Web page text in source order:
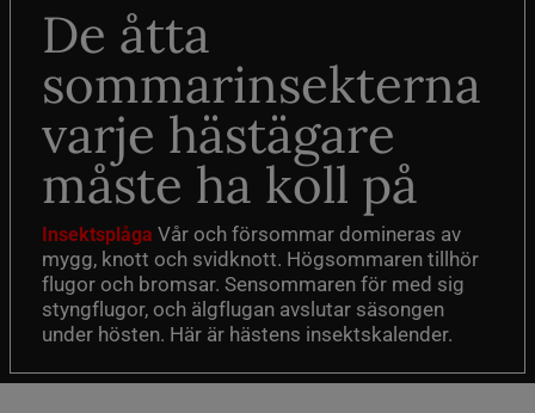
De åtta
sommarinsekterna
varje hästägare
måste ha koll på
Insektsplåga Vår och försommar domineras av
mygg, knott och svidknott. Högsommaren tillhör
flugor och bromsar. Sensommaren för med sig
styngflugor, och älgflugan avslutar säsongen
under hösten. Här är hästens insektskalender.